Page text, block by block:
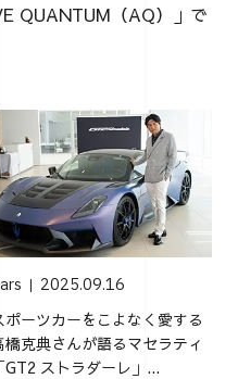
QUANTUM（AQ）」で
2025.09.16
ポーツカーをこよなく愛する
橋克典さんが語るマセラティ
GT2 ストラダーレ」...